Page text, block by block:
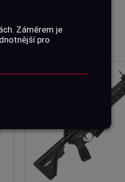
Záměrem je
pro